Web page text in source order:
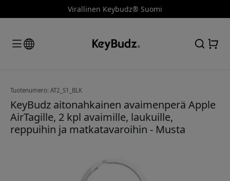
Virallinen Keybudz® Suomi
Tuotenumero: AT2_S1_BLK
KeyBudz aitonahkainen avaimenperä Apple
AirTagille, 2 kpl avaimille, laukuille,
reppuihin ja matkatavaroihin - Musta